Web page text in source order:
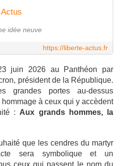
idée neuve
https://liberte-actus.fr
juin 2026 au Panthéon par
président de la République.
grandes portes au-dessus
à ceux qui y accèdent
: Aux grands hommes, la
que les cendres du martyr
sera symbolique et un